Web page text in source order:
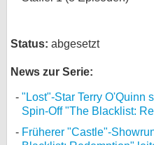
Status: abgesetzt
News zur Serie:
"Lost"-Star Terry O'Quinn
Spin-Off "The Blacklist:
Früherer "Castle"-